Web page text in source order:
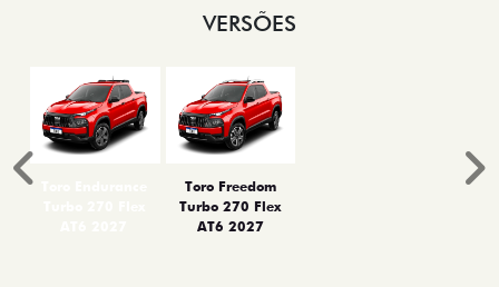
VERSÕES
Toro Freedom
Turbo 270 Flex
AT6 2027
Anterior